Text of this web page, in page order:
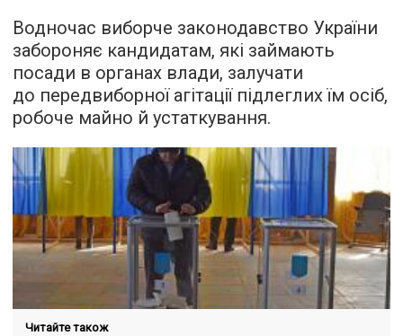
Водночас виборче законодавство України
забороняє кандидатам, які займають
посади в органах влади, залучати
до передвиборної агітації підлеглих їм осіб,
робоче майно й устаткування.
Читайте також